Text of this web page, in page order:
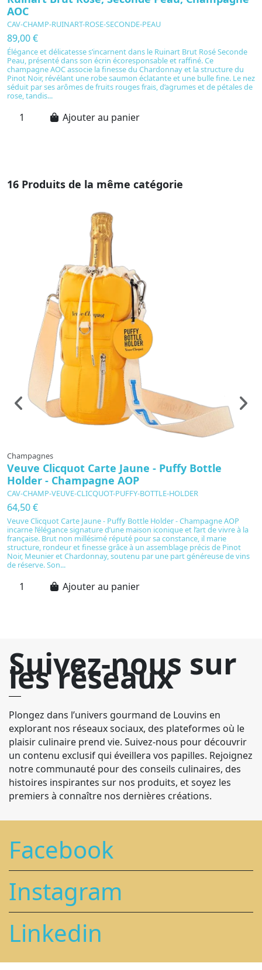
AOC
CAV-CHAMP-RUINART-ROSE-SECONDE-PEAU
89,00 €
Élégance et délicatesse s’incarnent dans le Ruinart Brut Rosé Seconde
Peau, présenté dans son écrin écoresponsable et raffiné. Ce
champagne AOC associe la finesse du Chardonnay et la structure du
Pinot Noir, révélant une robe saumon éclatante et une bulle fine. Le nez
séduit par ses arômes de fruits rouges frais, d’agrumes et de pétales de
rose, tandis...
Ajouter au panier
16 Produits de la même catégorie
Champagnes
Veuve Clicquot Carte Jaune - Puffy Bottle
Holder - Champagne AOP
CAV-CHAMP-VEUVE-CLICQUOT-PUFFY-BOTTLE-HOLDER
64,50 €
Veuve Clicquot Carte Jaune - Puffy Bottle Holder - Champagne AOP
incarne l’élégance signature d’une maison iconique et l’art de vivre à la
française. Brut non millésimé réputé pour sa constance, il marie
structure, rondeur et finesse grâce à un assemblage précis de Pinot
Noir, Meunier et Chardonnay, soutenu par une part généreuse de vins
de réserve. Son...
Ajouter au panier
Suivez-nous sur
les réseaux
Plongez dans l’univers gourmand de Louvins en
explorant nos réseaux sociaux, des plateformes où le
plaisir culinaire prend vie. Suivez-nous pour découvrir
un contenu exclusif qui éveillera vos papilles. Rejoignez
notre communauté pour des conseils culinaires, des
histoires inspirantes sur nos produits, et soyez les
premiers à connaître nos dernières créations.
Facebook
Instagram
Linkedin